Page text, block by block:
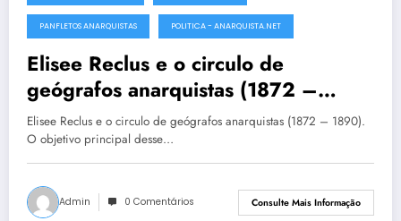
PANFLETOS ANARQUISTAS POLITICA - ANARQUISTA.NET
Elisee Reclus e o circulo de
geógrafos anarquistas (1872 –
1890)
Elisee Reclus e o circulo de geógrafos anarquistas (1872 – 1890).
O objetivo principal desse…
Admin 0 Comentários Consulte Mais Informação